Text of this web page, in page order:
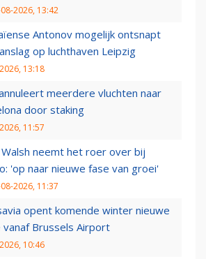
2026, 13:42
Antonov mogelijk ontsnapt
op luchthaven Leipzig
13:18
meerdere vluchten naar
door staking
11:57
Walsh neemt het roer over bij
'op naar nieuwe fase van groei'
2026, 11:37
opent komende winter nieuwe
Brussels Airport
10:46